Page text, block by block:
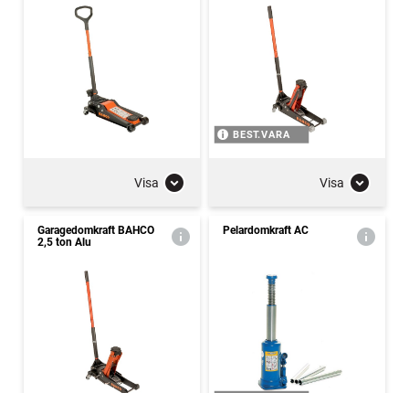
Visa
BEST.VARA
Visa
Garagedomkraft BAHCO
2,5 ton Alu
Pelardomkraft AC